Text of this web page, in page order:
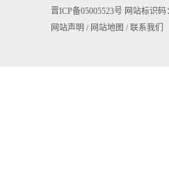
晋ICP备05005523号 网站标识码
网站声明 / 网站地图 / 联系我们